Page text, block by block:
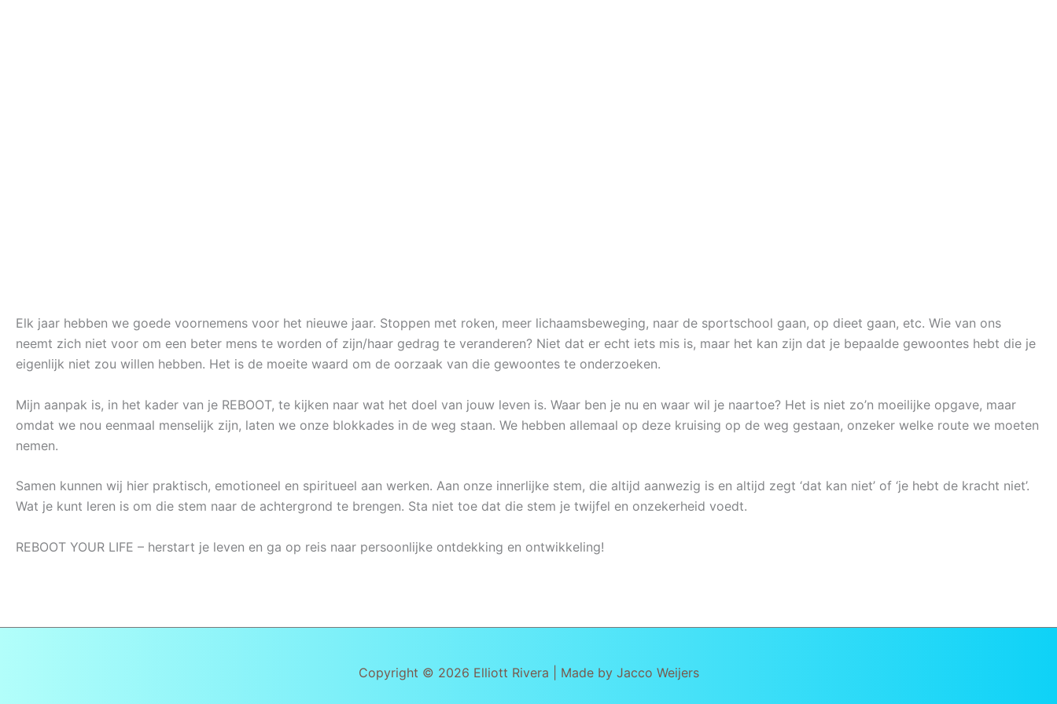
Elk jaar hebben we goede voornemens voor het nieuwe jaar. Stoppen met roken, meer lichaamsbeweging, naar de sportschool gaan, op dieet gaan, etc. Wie van ons
neemt zich niet voor om een beter mens te worden of zijn/haar gedrag te veranderen? Niet dat er echt iets mis is, maar het kan zijn dat je bepaalde gewoontes hebt die je
eigenlijk niet zou willen hebben. Het is de moeite waard om de oorzaak van die gewoontes te onderzoeken.
Mijn aanpak is, in het kader van je REBOOT, te kijken naar wat het doel van jouw leven is. Waar ben je nu en waar wil je naartoe? Het is niet zo’n moeilijke opgave, maar
omdat we nou eenmaal menselijk zijn, laten we onze blokkades in de weg staan. We hebben allemaal op deze kruising op de weg gestaan, onzeker welke route we moeten
nemen.
Samen kunnen wij hier praktisch, emotioneel en spiritueel aan werken. Aan onze innerlijke stem, die altijd aanwezig is en altijd zegt ‘dat kan niet’ of ‘je hebt de kracht niet’.
Wat je kunt leren is om die stem naar de achtergrond te brengen. Sta niet toe dat die stem je twijfel en onzekerheid voedt.
REBOOT YOUR LIFE – herstart je leven en ga op reis naar persoonlijke ontdekking en ontwikkeling!
Copyright © 2026 Elliott Rivera | Made by Jacco Weijers